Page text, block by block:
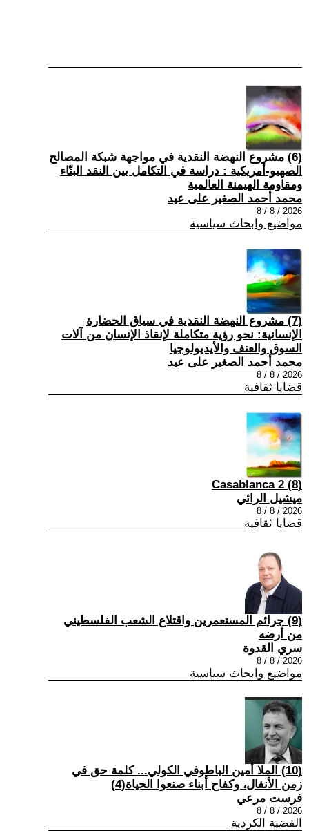
(6) مشروع النهضة النقدية في مواجهة شبكة المصالح
الصهيو-أمريكية : دراسة في التكامل بين النقد البنّاء
ومقاومة الهيمنة العالمية
محمد أحمد الصغير على عيد
2026 / 8 / 8
مواضيع وابحاث سياسية
(7) مشروع النهضة النقدية في سياق الحضارة
الإنسانية: نحو رؤية متكاملة لإنقاذ الإنسان من آلات
السوق والعنف والأيديولوجيا
محمد أحمد الصغير على عيد
2026 / 8 / 8
قضايا ثقافية
(8) Casablanca 2
ميشيل الرائي
2026 / 8 / 8
قضايا ثقافية
(9) جرائم المستعمرين واقتلاع الشعب الفلسطيني
من أرضه
سري القدوة
2026 / 8 / 8
مواضيع وابحاث سياسية
(10) الملا أمين الباطوفي الكولي... كلمة حق في
زمن الأنفال، وكفاح أبناء صنعوا الحياة(4)
فرست مرعي
2026 / 8 / 8
القضية الكردية